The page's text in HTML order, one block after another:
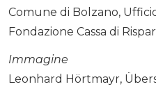
Comune di Bolzano,
Fondazione Cassa di
Immagine
Leonhard Hörtmayr,